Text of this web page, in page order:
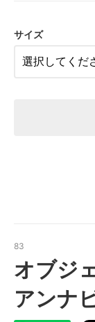
サイズ
83
オブジ
アンナ